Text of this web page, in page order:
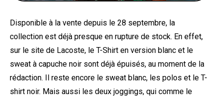
Disponible à la vente depuis le 28 septembre, la
collection est déjà presque en rupture de stock. En effet,
sur le site de Lacoste, le T-Shirt en version blanc et le
sweat à capuche noir sont déjà épuisés, au moment de la
rédaction. Il reste encore le sweat blanc, les polos et le T-
shirt noir. Mais aussi les deux joggings, qui comme le